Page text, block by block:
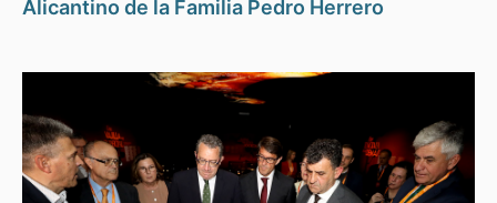
Alicantino de la Familia Pedro Herrero